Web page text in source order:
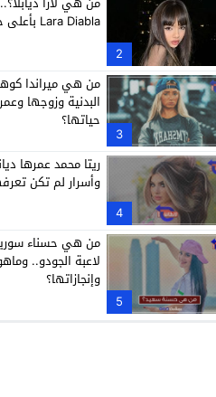
2
Lara Diabla بأعلى جودة
3
من هي ميراندا
البدنية وزوجها
حياتها؟
4
ريتا محمد عمرها
وأسرار لم تكن
5
من هي حسناء
لاعبة الجودو..
وإنجازاتها؟